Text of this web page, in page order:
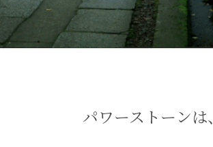
パワーストーンは、